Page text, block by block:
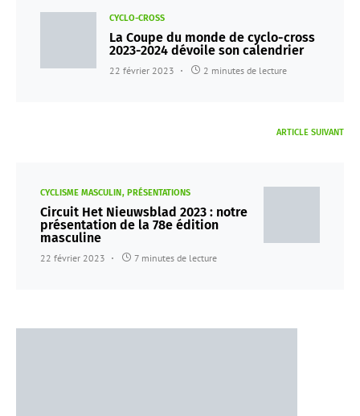
CYCLO-CROSS
La Coupe du monde de cyclo-cross
2023-2024 dévoile son calendrier
22 février 2023 2 minutes de lecture
ARTICLE SUIVANT
CYCLISME MASCULIN PRÉSENTATIONS
Circuit Het Nieuwsblad 2023 : notre
présentation de la 78e édition
masculine
22 février 2023 7 minutes de lecture